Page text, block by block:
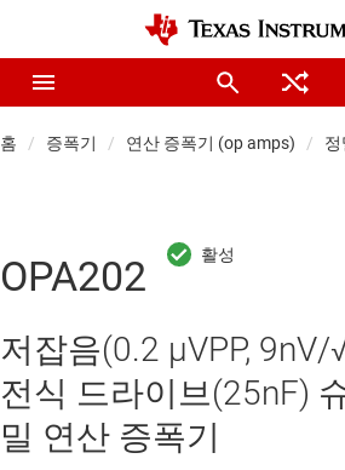
홈 증폭기 연산 증폭기 (op amps) 정
OPA202
저잡음(0.2 µVPP, 9nV/
전식 드라이브(25nF)
밀 연산 증폭기